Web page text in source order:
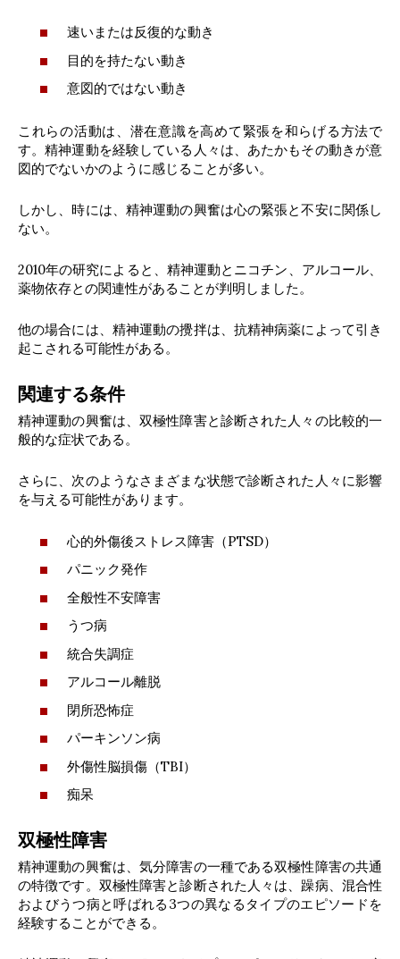
速いまたは反復的な動き
目的を持たない動き
意図的ではない動き
これらの活動は、潜在意識を高めて緊張を和らげる方法で
す。精神運動を経験している人々は、あたかもその動きが意
図的でないかのように感じることが多い。
しかし、時には、精神運動の興奮は心の緊張と不安に関係し
ない。
2010年の研究によると、精神運動とニコチン、アルコール、
薬物依存との関連性があることが判明しました。
他の場合には、精神運動の攪拌は、抗精神病薬によって引き
起こされる可能性がある。
関連する条件
精神運動の興奮は、双極性障害と診断された人々の比較的一
般的な症状である。
さらに、次のようなさまざまな状態で診断された人々に影響
を与える可能性があります。
心的外傷後ストレス障害（PTSD）
パニック発作
全般性不安障害
うつ病
統合失調症
アルコール離脱
閉所恐怖症
パーキンソン病
外傷性脳損傷（TBI）
痴呆
双極性障害
精神運動の興奮は、気分障害の一種である双極性障害の共通
の特徴です。双極性障害と診断された人々は、躁病、混合性
およびうつ病と呼ばれる3つの異なるタイプのエピソードを
経験することができる。